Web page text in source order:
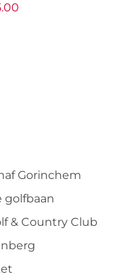
Gorinchem
golfbaan
& Country Club